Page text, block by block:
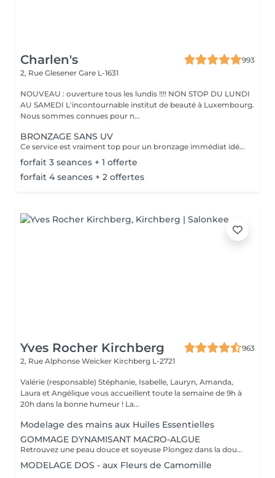
Charlen's
993
2, Rue Glesener Gare L-1631
NOUVEAU : ouverture tous les lundis !!!! NON STOP DU LUNDI
AU SAMEDI L'incontournable institut de beauté à Luxembourg.
Nous sommes connues pour n...
BRONZAGE SANS UV
Ce service est vraiment top pour un bronzage immédiat idéal avant vos vacances ou avant une soirée ;) Nous vous conseillons de faire un gommage la veille du soin et de porter des vêtements amples noirs. Selon votre peau, cela tient environ 1 semaine à 10 Jours! AVANT Exfolier votre peau en profondeur, puis hydrater généreusement 24h avant d'appliquer votre autobronzant, en insistant bien sur les coudes, genoux, chevilles et les zones sensibles. Épiler ou raser dans les 48h avant application afin que les pores de la peau soient fermés. Des points noirs pourraient apparaître si votre peau n'est pas nette lors de l'application. Ne pas appliquer de crème hydratante, parfum, déodorant ou maquillage le jour même de l'application cela pourrait obstruer les pores de la peau et faire apparaître des points noirs. APRÈS Porter des vêtement amples de couleur foncée les vêtements près du corps ou sous-vêtements pourraient faire des marques, porter des chaussures larges. Hydrater quotidiennement votre peau les jours suivant l'application ou utiliser un autobronzant progressif pour entretenir votre bronzage et le faire durer plus longtemps. Après 5 jours, exfolier quotidiennement votre peau à l'aide d'un exfoliant doux afin d'aider votre peau à absorber plus facilement votre crème hydratante, et garder un joli bronzage. Cela permet aussi au bronzage de s'estomper progressivement et uniformément.
forfait 3 seances + 1 offerte
forfait 4 seances + 2 offertes
Yves Rocher Kirchberg
963
2, Rue Alphonse Weicker Kirchberg L-2721
Valérie (responsable) Stéphanie, Isabelle, Lauryn, Amanda,
Laura et Angélique vous accueillent toute la semaine de 9h à
20h dans la bonne humeur ! La...
Modelage des mains aux Huiles Essentielles
GOMMAGE DYNAMISANT MACRO-ALGUE
Retrouvez une peau douce et soyeuse Plongez dans la douceur tropicale dIndonésie à travers les notes épicées des huiles essentielles de Girofle et de Muscade. Ce gommage aux effluves chauds et naturels vous transporte tout en exfoliant délicatement votre peau : elle est douce, lumineuse et satinée.
MODELAGE DOS - aux Fleurs de Camomille